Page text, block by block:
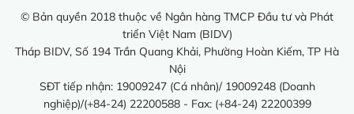
© Bản quyền 2018 thuộc về Ngân hàng TMCP Đầu tư và Phát
triển Việt Nam (BIDV)
Tháp BIDV, Số 194 Trần Quang Khải, Phường Hoàn Kiếm, TP Hà
Nội
SĐT tiếp nhận: 19009247 (Cá nhân)/ 19009248 (Doanh
nghiệp)/(+84-24) 22200588 - Fax: (+84-24) 22200399